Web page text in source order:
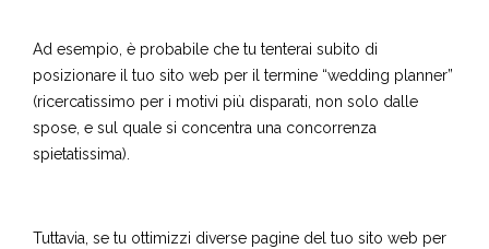
Ad esempio, è probabile che tu tenterai subito di
posizionare il tuo sito web per il termine “wedding planner”
(ricercatissimo per i motivi più disparati, non solo dalle
spose, e sul quale si concentra una concorrenza
spietatissima).
Tuttavia, se tu ottimizzi diverse pagine del tuo sito web per